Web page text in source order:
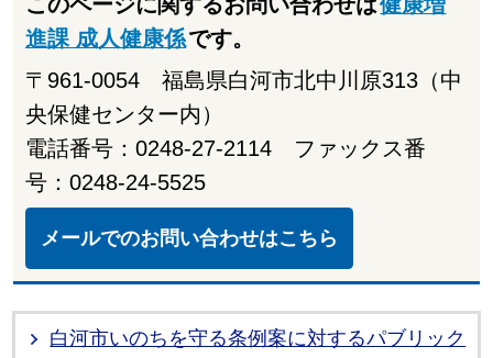
進課 成人健康係です。
〒961-0054 福島県白河市北中川原313（中
央保健センター内）
電話番号：0248-27-2114 ファックス番
号：0248-24-5525
メールでのお問い合わせはこちら
白河市いのちを守る条例案に対するパブリック